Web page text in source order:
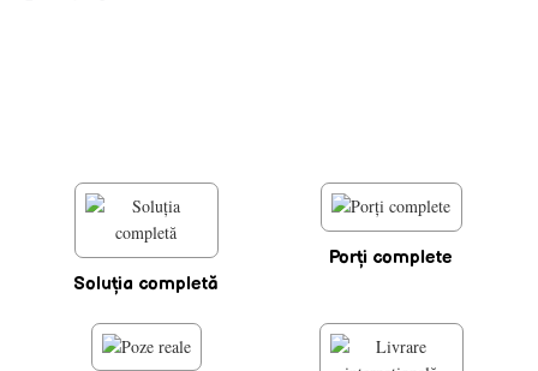
Soluţia completă
Porţi complete